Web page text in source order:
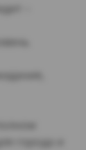
–
города и